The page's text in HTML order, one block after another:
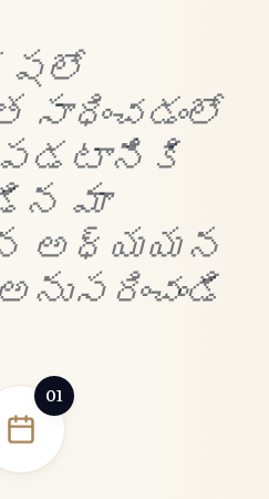
మా
అధ్యయన
01